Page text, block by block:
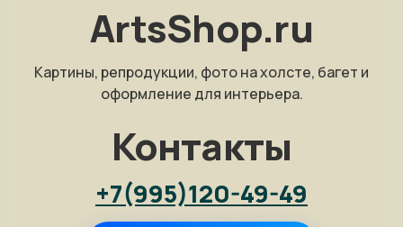
ArtsShop.ru
Картины, репродукции, фото на холсте, багет и
оформление для интерьера.
Контакты
+7(995)120-49-49